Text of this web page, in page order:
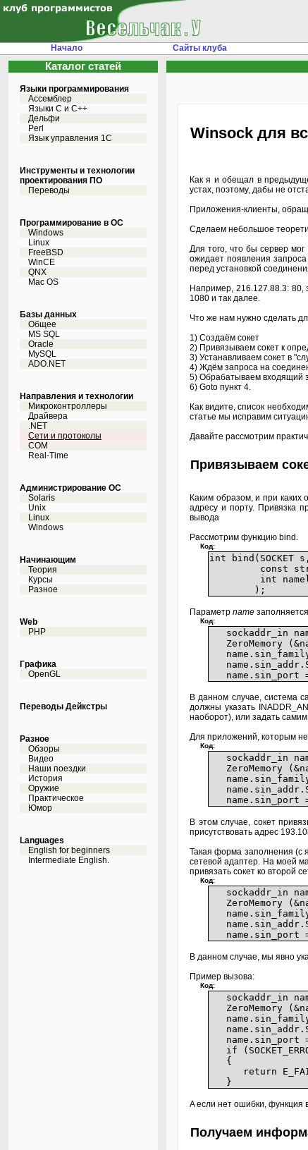
Начало Сайты клуба
Каталог статей
Языки программирования
Ассемблер
Языки С и C++
Дельфи
Perl
Язык управления 1С
Инструменты и технологии
проектирования ПО
Переводы
Программирование в ОС
Windows
Linux
FreeBSD
WinCE
QNX
Mac OS
Базы данных
Общее
MS SQL
Oracle
MySQL
ADO.NET
Направления и технологии
Микроконтроллеры
Драйвера
.NET
Сети и протоколы
COM
Real-Time
Администрирование ОС
Solaris
Unix
Linux
Windows
Начинающим
Теория
Курсы
Разное
Web
PHP
Графика
OpenGL
Переводы Дейкстры
Разное
Обзоры
Видео
Наши поездки
История
Оружие
Практическое
Юмор
Languages
English for beginners
Intermediate English.
Winsock для
Как я и обещал в
устах, поэтому, дабы не
Приложения-клиенты,
Сделаем небольшое
Для того, что бы сервер
ожидает появления
перед установкой
Например, 216.127.88.3: 80,
1080 и так далее.
Что же нам нужно сделать
1) Создаём сокет
2) Привязываем сокет к
3) Устанавливаем сокет в
4) Ждём запроса на
5) Обрабатываем входящий
6) Goto пункт 4.
Как видите, список
статье мы исправим
Давайте рассмотрим
Привязываем
Каким образом, и при каких
адресу и порту. Привязка
вывода
Рассмотрим функцию bind.
Код:
int
const struct
int
);
Параметр name
Код:
sockaddr_in
ZeroMemory
name.sin_family
name.sin_port
В данном случае, система
должны указать
наоборот), или задать
Для приложений, которым не
Код:
sockaddr_in
ZeroMemory
name.sin_family
name.sin_port
В этом случае, сокет
присутствовать адрес
Такая форма заполнения (с
сетевой адаптер. На моей
привязать сокет ко второй
Код:
sockaddr_in
ZeroMemory
name.sin_family
name.sin_port
В данном случае, мы явно
Пример вызова:
Код:
sockaddr_in
ZeroMemory
name.sin_family
name.sin_port
if
{
return
}
A если нет ошибки, функция
Получаем